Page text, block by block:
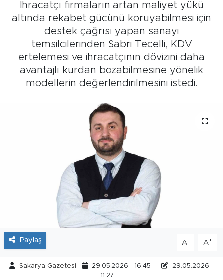
İhracatçı firmaların artan maliyet yükü
altında rekabet gücünü koruyabilmesi için
destek çağrısı yapan sanayi
temsilcilerinden Sabri Tecelli, KDV
ertelemesi ve ihracatçının dövizini daha
avantajlı kurdan bozabilmesine yönelik
modellerin değerlendirilmesini istedi.
Paylaş A- A+
Sakarya Gazetesi 29.05.2026 - 16:45
29.05.2026 -
11:27
Eskişehirspor
Spor
Sağlık
Kültür Sanat
Foto Şaka
Politika
Süper Lig Puan Durumu ve Fikstür
Tüm Manşetler
Son Dakika Haberleri
Haber Arşivi